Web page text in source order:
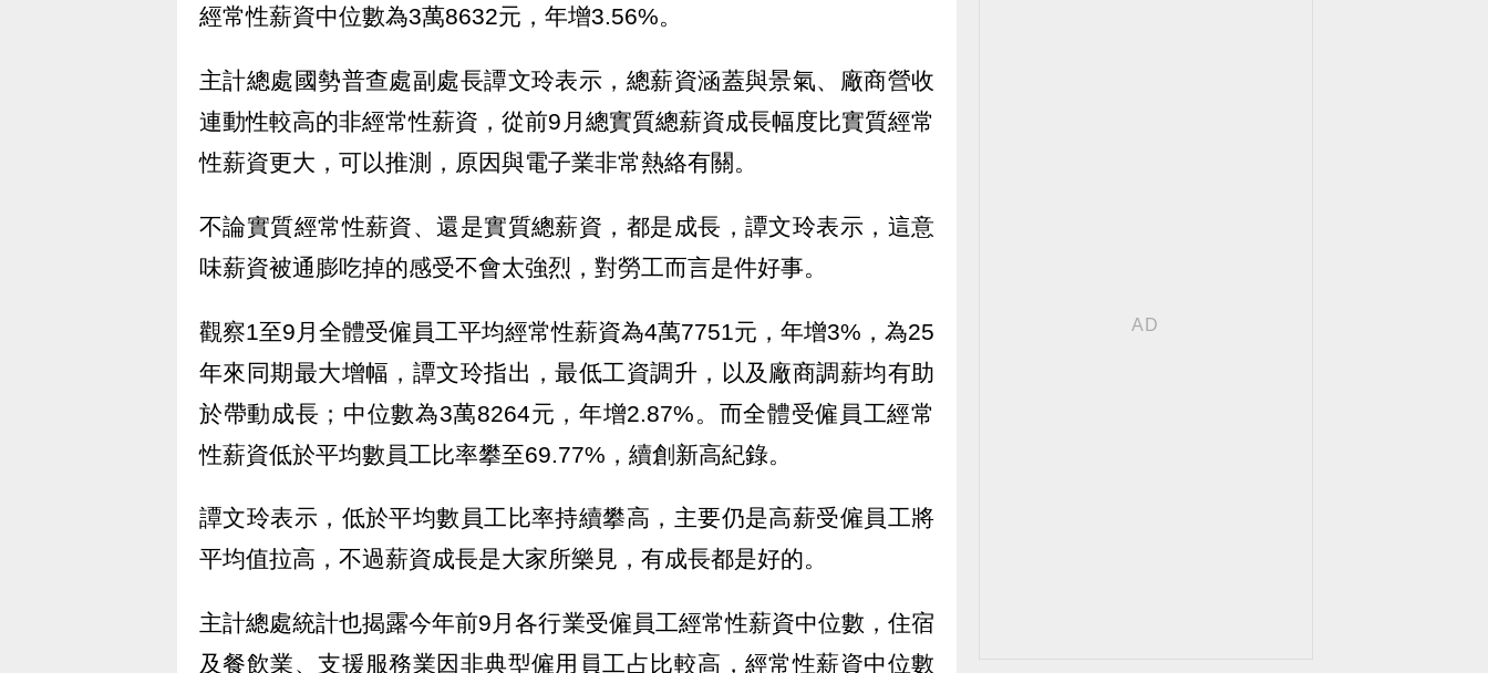
經常性薪資中位數為3萬8632元，年增3.56%。
主計總處國勢普查處副處長譚文玲表示，總薪資涵蓋與景氣、廠商營收
連動性較高的非經常性薪資，從前9月總實質總薪資成長幅度比實質經常
性薪資更大，可以推測，原因與電子業非常熱絡有關。
不論實質經常性薪資、還是實質總薪資，都是成長，譚文玲表示，這意
味薪資被通膨吃掉的感受不會太強烈，對勞工而言是件好事。
觀察1至9月全體受僱員工平均經常性薪資為4萬7751元，年增3%，為25
年來同期最大增幅，譚文玲指出，最低工資調升，以及廠商調薪均有助
於帶動成長；中位數為3萬8264元，年增2.87%。而全體受僱員工經常
性薪資低於平均數員工比率攀至69.77%，續創新高紀錄。
譚文玲表示，低於平均數員工比率持續攀高，主要仍是高薪受僱員工將
平均值拉高，不過薪資成長是大家所樂見，有成長都是好的。
主計總處統計也揭露今年前9月各行業受僱員工經常性薪資中位數，住宿
及餐飲業、支援服務業因非典型僱用員工占比較高，經常性薪資中位數